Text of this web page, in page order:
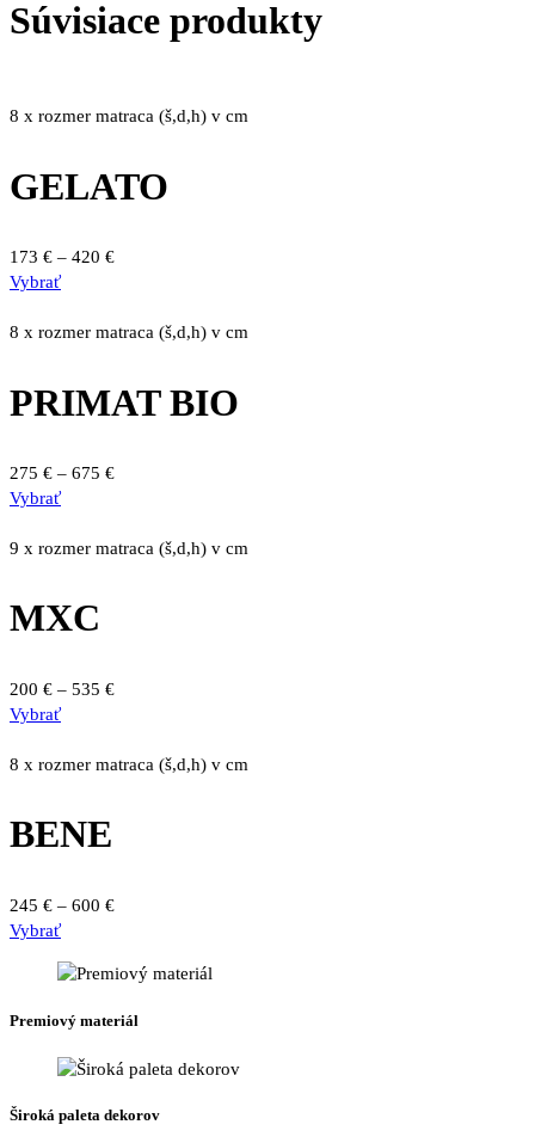
Súvisiace produkty
8 x rozmer matraca (š,d,h) v cm
GELATO
173 € – 420 €Price
through
VybraťTento
má
Možnosti
vybrať
na
produktu.
8 x rozmer matraca (š,d,h) v cm
PRIMAT BIO
275 € – 675 €Price
through
VybraťTento
má
Možnosti
vybrať
na
produktu.
9 x rozmer matraca (š,d,h) v cm
MXC
200 € – 535 €Price
through
VybraťTento
má
Možnosti
vybrať
na
stránke
8 x rozmer matraca (š,d,h) v cm
BENE
245 € – 600 €Price
through
VybraťTento
má
variantov.
Možnosti
si
vybrať
Premiový materiál
Široká paleta dekorov